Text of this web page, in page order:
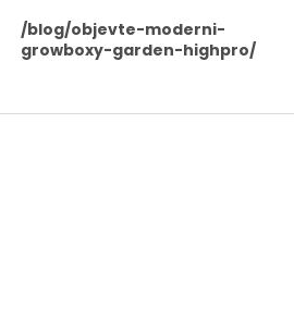
/blog/objevte-moderni-
growboxy-garden-highpro/